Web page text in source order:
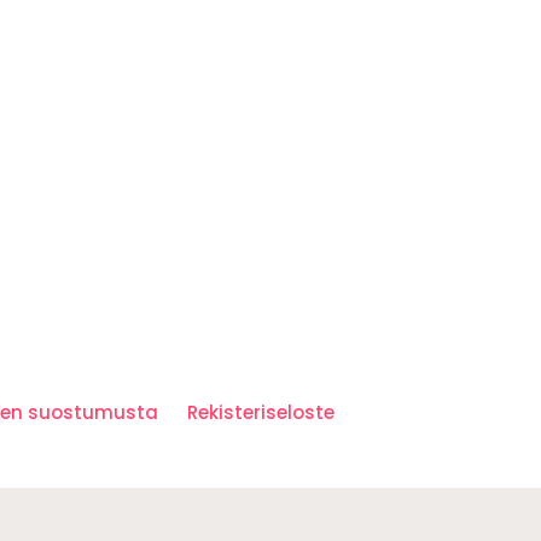
suostumusta Rekisteriseloste